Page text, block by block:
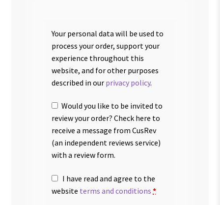
Your personal data will be used to
process your order, support your
experience throughout this
website, and for other purposes
described in our privacy policy.
Would you like to be invited to
review your order? Check here to
receive a message from CusRev
(an independent reviews service)
with a review form.
I have read and agree to the
website terms and conditions *